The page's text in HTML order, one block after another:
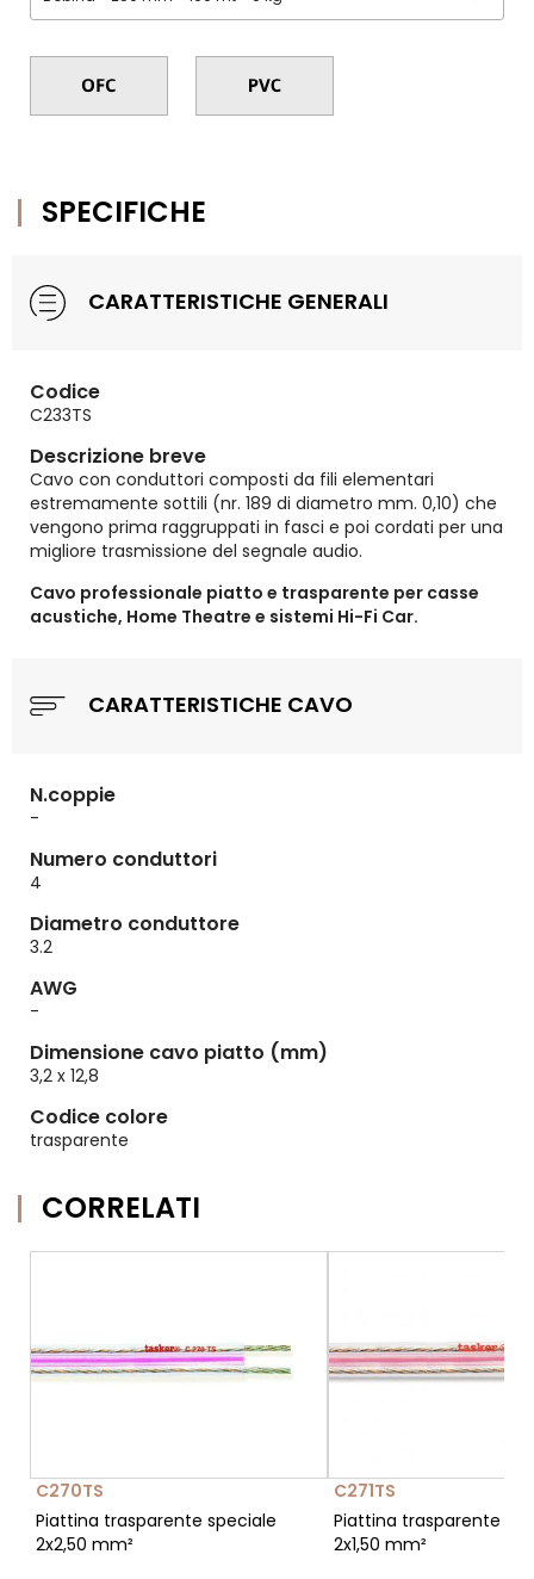
SPECIFICHE
CARATTERISTICHE GENERALI
Codice
C233TS
Descrizione breve
Cavo con conduttori composti da fili elementari
estremamente sottili (nr. 189 di diametro mm. 0,10) che
vengono prima raggruppati in fasci e poi cordati per una
migliore trasmissione del segnale audio.
Cavo professionale piatto e trasparente per casse
acustiche, Home Theatre e sistemi Hi-Fi Car.
CARATTERISTICHE CAVO
N.coppie
-
Numero conduttori
4
Diametro conduttore
3.2
AWG
-
Dimensione cavo piatto (mm)
3,2 x 12,8
Codice colore
trasparente
CORRELATI
C270TS
Piattina trasparente speciale
2x2,50 mm²
C271TS
Piattina trasparente
2x1,50 mm²